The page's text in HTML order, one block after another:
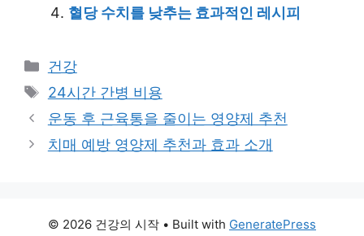
혈당 수치를 낮추는 효과적인 레시피
Categories
건강
Tags
24시간 간병 비용
운동 후 근육통을 줄이는 영양제 추천
치매 예방 영양제 추천과 효과 소개
© 2026 건강의 시작 • Built with GeneratePress